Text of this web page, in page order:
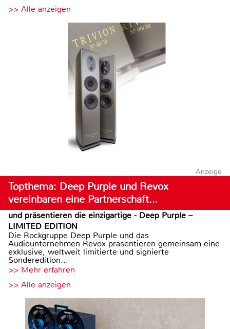
>> Alle anzeigen
Anzeige
Topthema: Deep Purple und Revox
vereinbaren eine Partnerschaft…
und präsentieren die einzigartige - Deep Purple –
LIMITED EDITION
Die Rockgruppe Deep Purple und das
Audiounternehmen Revox präsentieren gemeinsam eine
exklusive, weltweit limitierte und signierte
Sonderedition...
>> Mehr erfahren
>> Alle anzeigen